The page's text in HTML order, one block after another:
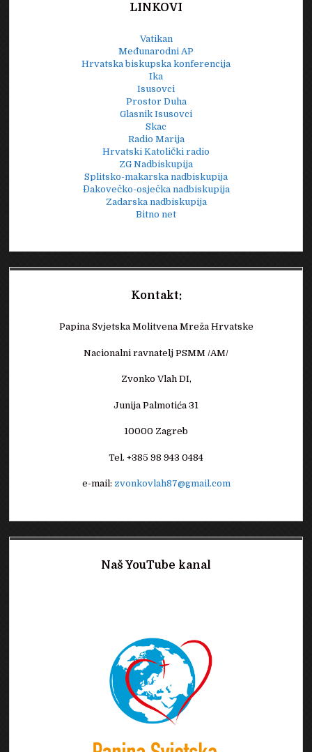
LINKOVI
Vatikan
Međunarodni AP
Hrvatska biskupska konferencija
Ika
Isusovci
Prostor Duha
Glasnik Isusovci
Skac
Radio Marija
Hrvatski Katolički radio
ZG Nadbiskupija
Splitsko-makarska nadbiskupija
Đakovečko-osječka nadbiskupija
Zadarska nadbiskupija
Bitno net
Kontakt:
Papina Svjetska Molitvena Mreža Hrvatske
Nacionalni ravnatelj PSMM /AM/
Zvonko Vlah DI,
Junija Palmotića 31
10000 Zagreb
Tel. +385 98 943 0484
e-mail: zvonkovlah87@gmail.com
Naš YouTube kanal